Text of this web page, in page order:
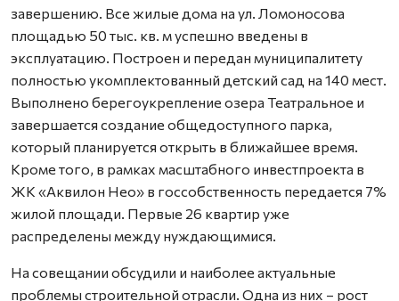
завершению. Все жилые дома на ул. Ломоносова
площадью 50 тыс. кв. м успешно введены в
эксплуатацию. Построен и передан муниципалитету
полностью укомплектованный детский сад на 140 мест.
Выполнено берегоукрепление озера Театральное и
завершается создание общедоступного парка,
который планируется открыть в ближайшее время.
Кроме того, в рамках масштабного инвестпроекта в
ЖК «Аквилон Нео» в госсобственность передается 7%
жилой площади. Первые 26 квартир уже
распределены между нуждающимися.
На совещании обсудили и наиболее актуальные
проблемы строительной отрасли. Одна из них – рост